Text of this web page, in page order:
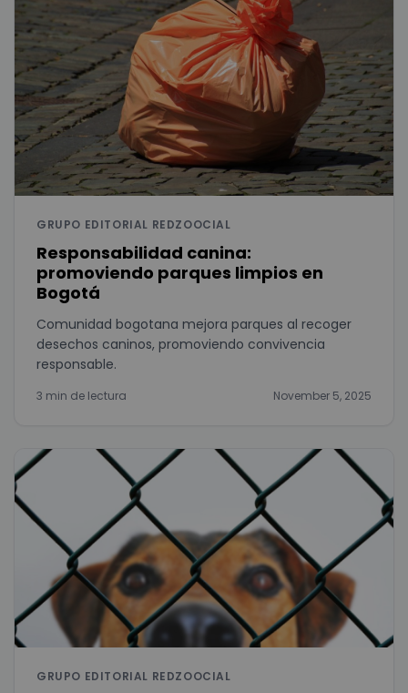
GRUPO EDITORIAL REDZOOCIAL
Responsabilidad canina:
promoviendo parques limpios en
Bogotá
Comunidad bogotana mejora parques al recoger
desechos caninos, promoviendo convivencia
responsable.
3 min de lectura November 5, 2025
GRUPO EDITORIAL REDZOOCIAL